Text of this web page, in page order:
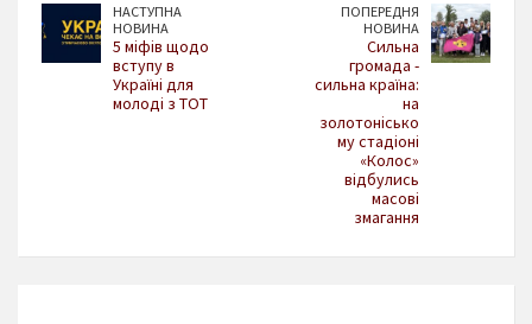
НАСТУПНА
НОВИНА
5 міфів щодо
вступу в
Україні для
молоді з ТОТ
ПОПЕРЕДНЯ
НОВИНА
Сильна
громада -
сильна країна:
на
золотонісько
му стадіоні
«Колос»
відбулись
масові
змагання